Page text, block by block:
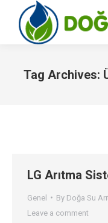
Tag Archives:
LG Arıtma
Genel By Doğa Su
Leave a comment